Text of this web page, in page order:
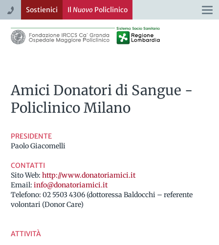
Sostienici Il NuovoPoliclinico
Amici Donatori di Sangue -
Policlinico Milano
PRESIDENTE
Paolo Giacomelli
CONTATTI
Sito Web: http://www.donatoriamici.it
Email: info@donatoriamici.it
Telefono: 02 5503 4306 (dottoressa Baldocchi – referente
volontari (Donor Care)
ATTIVITÀ